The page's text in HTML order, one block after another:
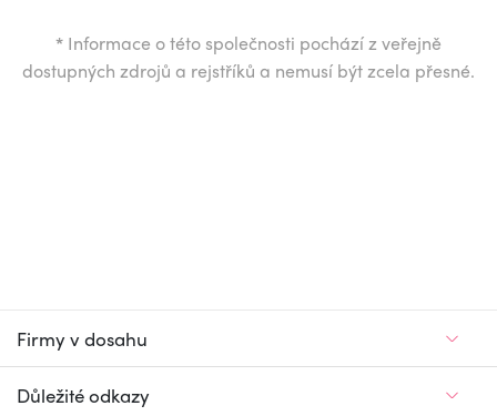
* Informace o této společnosti pochází z veřejně
dostupných zdrojů a rejstříků a nemusí být zcela přesné.
Firmy v dosahu
Důležité odkazy